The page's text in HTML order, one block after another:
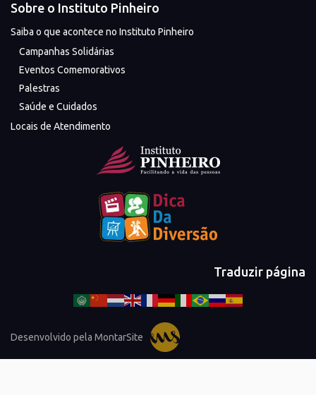
Sobre o Instituto Pinheiro
Saiba o que acontece no Instituto Pinheiro
Campanhas Solidárias
Eventos Comemorativos
Palestras
Saúde e Cuidados
Locais de Atendimento
Traduzir página
Desenvolvido pela MontarSite